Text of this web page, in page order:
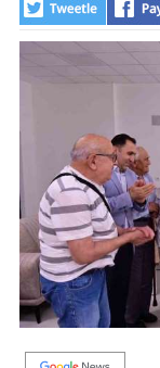
GÜNDEM
SİYASET
DÜNYA
MAGAZİN
GALERİ
VİDEO